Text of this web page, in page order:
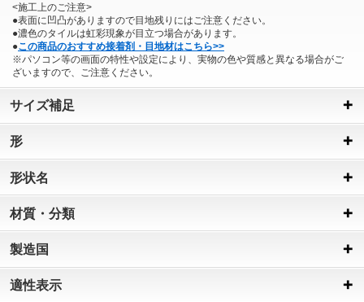
<施工上のご注意>
●表面に凹凸がありますので目地残りにはご注意ください。
●濃色のタイルは虹彩現象が目立つ場合があります。
●この商品のおすすめ接着剤・目地材はこちら>>
※パソコン等の画面の特性や設定により、実物の色や質感と異なる場合がご
ざいますので、ご注意ください。
サイズ補足
形
形状名
材質・分類
製造国
適性表示